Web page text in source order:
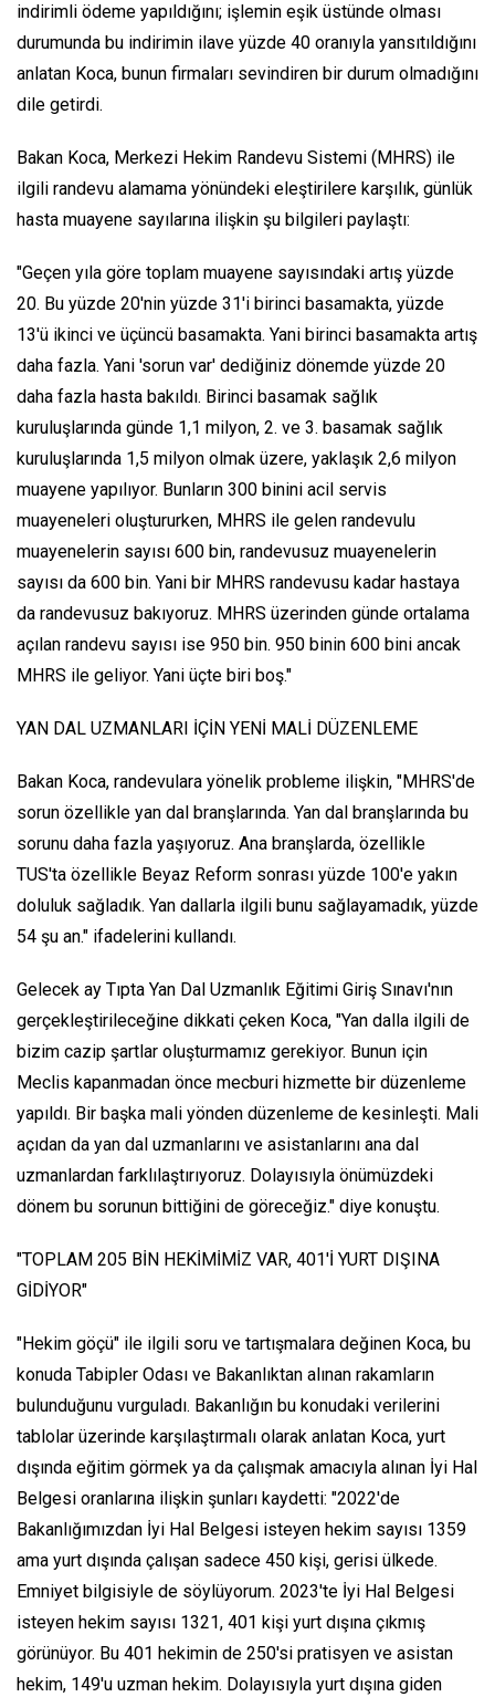
indirimli ödeme yapıldığını; işlemin eşik üstünde olması
durumunda bu indirimin ilave yüzde 40 oranıyla yansıtıldığını
anlatan Koca, bunun firmaları sevindiren bir durum olmadığını
dile getirdi.
Bakan Koca, Merkezi Hekim Randevu Sistemi (MHRS) ile
ilgili randevu alamama yönündeki eleştirilere karşılık, günlük
hasta muayene sayılarına ilişkin şu bilgileri paylaştı:
"Geçen yıla göre toplam muayene sayısındaki artış yüzde
20. Bu yüzde 20'nin yüzde 31'i birinci basamakta, yüzde
13'ü ikinci ve üçüncü basamakta. Yani birinci basamakta artış
daha fazla. Yani 'sorun var' dediğiniz dönemde yüzde 20
daha fazla hasta bakıldı. Birinci basamak sağlık
kuruluşlarında günde 1,1 milyon, 2. ve 3. basamak sağlık
kuruluşlarında 1,5 milyon olmak üzere, yaklaşık 2,6 milyon
muayene yapılıyor. Bunların 300 binini acil servis
muayeneleri oluştururken, MHRS ile gelen randevulu
muayenelerin sayısı 600 bin, randevusuz muayenelerin
sayısı da 600 bin. Yani bir MHRS randevusu kadar hastaya
da randevusuz bakıyoruz. MHRS üzerinden günde ortalama
açılan randevu sayısı ise 950 bin. 950 binin 600 bini ancak
MHRS ile geliyor. Yani üçte biri boş."
YAN DAL UZMANLARI İÇİN YENİ MALİ DÜZENLEME
Bakan Koca, randevulara yönelik probleme ilişkin, "MHRS'de
sorun özellikle yan dal branşlarında. Yan dal branşlarında bu
sorunu daha fazla yaşıyoruz. Ana branşlarda, özellikle
TUS'ta özellikle Beyaz Reform sonrası yüzde 100'e yakın
doluluk sağladık. Yan dallarla ilgili bunu sağlayamadık, yüzde
54 şu an." ifadelerini kullandı.
Gelecek ay Tıpta Yan Dal Uzmanlık Eğitimi Giriş Sınavı'nın
gerçekleştirileceğine dikkati çeken Koca, "Yan dalla ilgili de
bizim cazip şartlar oluşturmamız gerekiyor. Bunun için
Meclis kapanmadan önce mecburi hizmette bir düzenleme
yapıldı. Bir başka mali yönden düzenleme de kesinleşti. Mali
açıdan da yan dal uzmanlarını ve asistanlarını ana dal
uzmanlardan farklılaştırıyoruz. Dolayısıyla önümüzdeki
dönem bu sorunun bittiğini de göreceğiz." diye konuştu.
"TOPLAM 205 BİN HEKİMİMİZ VAR, 401'İ YURT DIŞINA
GİDİYOR"
"Hekim göçü" ile ilgili soru ve tartışmalara değinen Koca, bu
konuda Tabipler Odası ve Bakanlıktan alınan rakamların
bulunduğunu vurguladı. Bakanlığın bu konudaki verilerini
tablolar üzerinde karşılaştırmalı olarak anlatan Koca, yurt
dışında eğitim görmek ya da çalışmak amacıyla alınan İyi Hal
Belgesi oranlarına ilişkin şunları kaydetti: "2022'de
Bakanlığımızdan İyi Hal Belgesi isteyen hekim sayısı 1359
ama yurt dışında çalışan sadece 450 kişi, gerisi ülkede.
Emniyet bilgisiyle de söylüyorum. 2023'te İyi Hal Belgesi
isteyen hekim sayısı 1321, 401 kişi yurt dışına çıkmış
görünüyor. Bu 401 hekimin de 250'si pratisyen ve asistan
hekim, 149'u uzman hekim. Dolayısıyla yurt dışına giden